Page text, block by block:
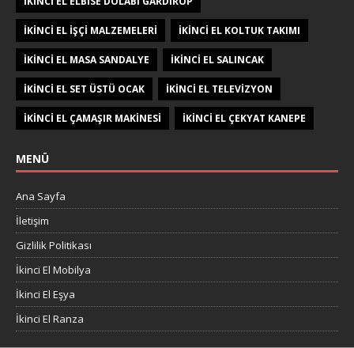
IKINCI EL IŞÇI MALZEMELERI IKINCI EL KOLTUK TAKIMI
IKINCI EL MASA SANDALYE IKINCI EL SALINCAK
IKINCI EL SET ÜSTÜ OCAK IKINCI EL TELEVIZYON
IKINCI EL ÇAMAŞIR MAKINESI IKINCI EL ÇEKYAT KANEPE
MENÜ
Ana Sayfa
İletişim
Gizlilik Politikası
İkinci El Mobilya
İkinci El Eşya
İkinci El Ranza